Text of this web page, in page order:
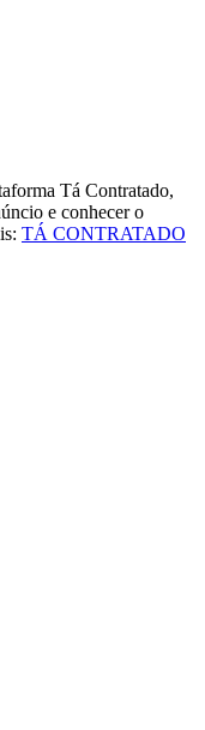
Tá Contratado,
e conhecer o
TÁ CONTRATADO